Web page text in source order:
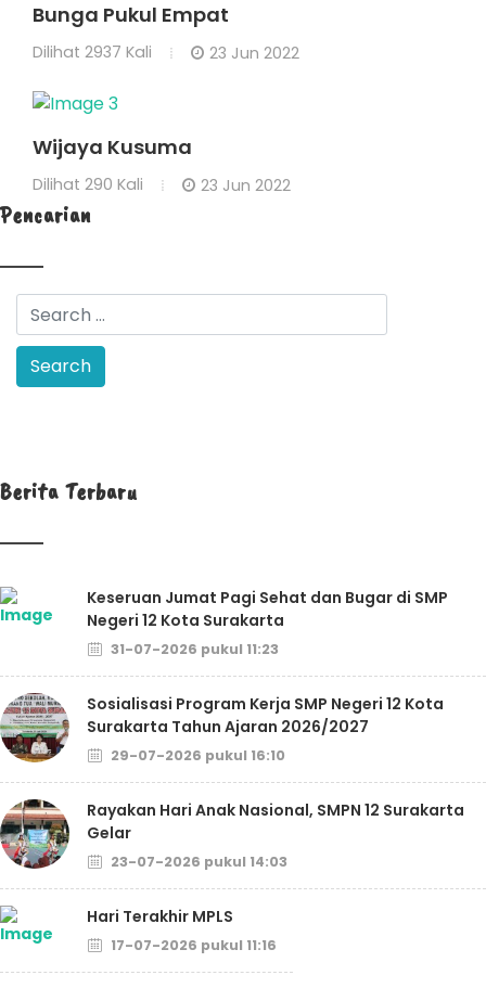
Bunga Pukul Empat
Dilihat 2937 Kali 23 Jun 2022
Wijaya Kusuma
Dilihat 290 Kali 23 Jun 2022
Pencarian
Berita Terbaru
Keseruan Jumat Pagi Sehat dan Bugar di SMP
Negeri 12 Kota Surakarta
31-07-2026 pukul 11:23
Sosialisasi Program Kerja SMP Negeri 12 Kota
Surakarta Tahun Ajaran 2026/2027
29-07-2026 pukul 16:10
Rayakan Hari Anak Nasional, SMPN 12 Surakarta
Gelar
23-07-2026 pukul 14:03
Hari Terakhir MPLS
17-07-2026 pukul 11:16